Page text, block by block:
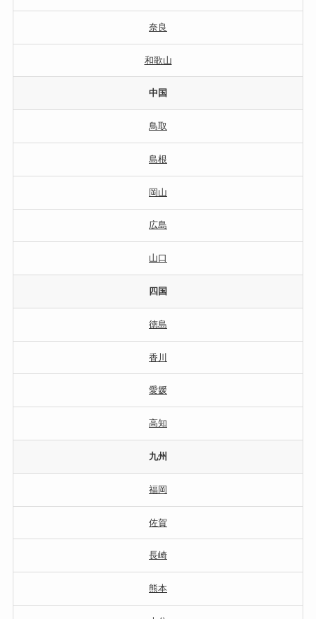
奈良
和歌山
中国
鳥取
島根
岡山
広島
山口
四国
徳島
香川
愛媛
高知
九州
福岡
佐賀
長崎
熊本